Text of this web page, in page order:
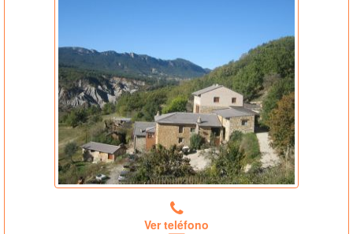
Ver teléfono